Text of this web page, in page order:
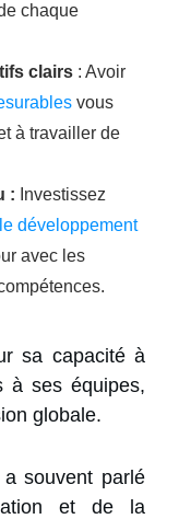
chaque
clairs : Avoir
vous
à travailler de
: Investissez
développement
avec les
sa capacité à
à ses équipes,
globale.
souvent parlé
et de la